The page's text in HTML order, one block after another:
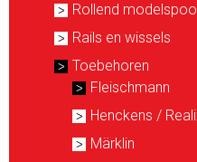
Rollend
Rails en wissels
Toebehoren
Fleischmann
Henckens /
Märklin